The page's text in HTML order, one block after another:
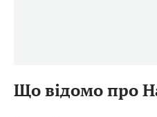
Що відомо про